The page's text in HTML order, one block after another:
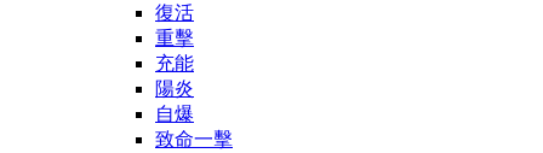
復活
重擊
充能
陽炎
自爆
致命一擊